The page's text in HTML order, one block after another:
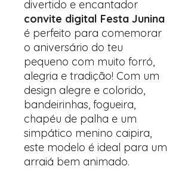
divertido e encantador
convite digital Festa Junina
é perfeito para comemorar
o aniversário do teu
pequeno com muito forró,
alegria e tradição! Com um
design alegre e colorido,
bandeirinhas, fogueira,
chapéu de palha e um
simpático menino caipira,
este modelo é ideal para um
arraiá bem animado.